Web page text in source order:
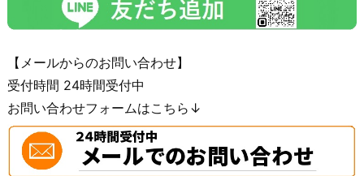
【メールからのお問い合わせ】
受付時間 24時間受付中
お問い合わせフォームはこちら↓